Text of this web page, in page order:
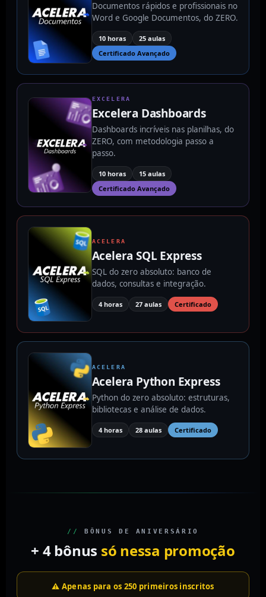
Documentos rápidos e profissionais no
Word e Google Documentos, do ZERO.
10 horas
25 aulas
Certificado Avançado
EXCELERA
Excelera Dashboards
Dashboards incríveis nas planilhas, do
ZERO, com metodologia passo a
passo.
10 horas
15 aulas
Certificado Avançado
ACELERA
Acelera SQL Express
SQL do zero absoluto: banco de
dados, consultas e integração.
4 horas 27 aulas Certificado
ACELERA
Acelera Python Express
Python do zero absoluto: estruturas,
bibliotecas e análise de dados.
4 horas 28 aulas Certificado
// BÔNUS DE ANIVERSÁRIO
+ 4 bônus só nessa promoção
⚠️ Apenas para os 250 primeiros inscritos